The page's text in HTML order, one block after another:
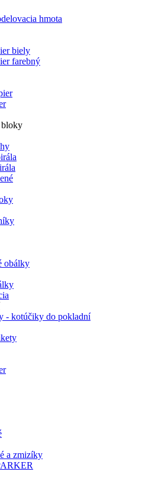
hmota
biely
farebný
bloky
obálky
- kotúčiky do pokladní
a zmizíky